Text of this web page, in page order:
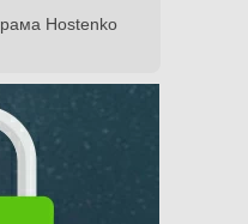
Hostenko